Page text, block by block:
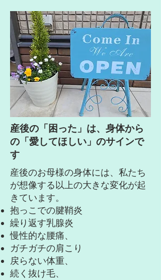
産後の「困った」は、身体から
の「愛してほしい」のサインで
す
産後のお母様の身体には、私たち
が想像する以上の大きな変化が起
きています。
抱っこでの腱鞘炎
繰り返す乳腺炎
慢性的な腰痛、
ガチガチの肩こり
戻らない体重、
続く抜け毛、